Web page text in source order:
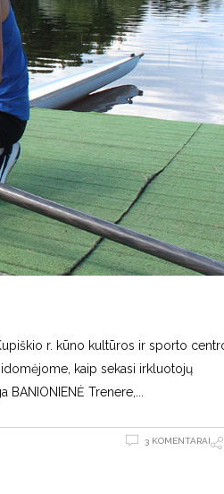
r. kūno kultūros ir sporto
kaip sekasi irkluotojų
BANIONIENĖ Trenere,
3 KOMENTARAI